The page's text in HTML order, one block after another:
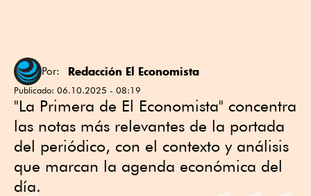
Por: Redacción El Economista
Publicado: 06.10.2025 - 08:19
"La Primera de El Economista" concentra
las notas más relevantes de la portada
del periódico, con el contexto y análisis
que marcan la agenda económica del
día.